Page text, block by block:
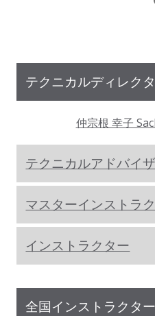
テクニカルディレク
仲宗根 幸子
テクニカルアドバイ
マスターインストラ
インストラクター
全国インストラクター